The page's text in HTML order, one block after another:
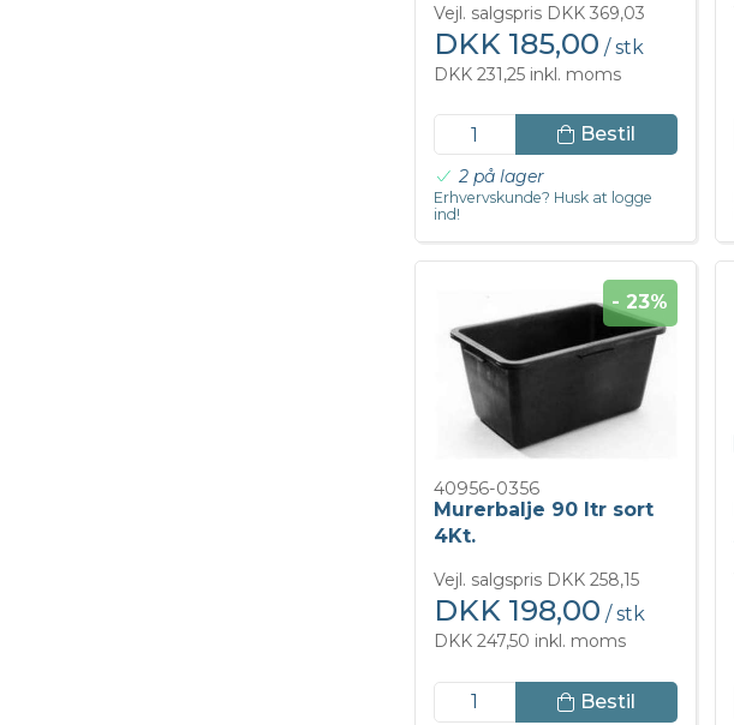
Vejl. salgspris DKK 369,03
DKK 185,00 / stk
DKK 231,25 inkl. moms
Bestil
2 på lager
Erhvervskunde? Husk at logge
ind!
- 23%
40956-0356
Murerbalje 90 ltr sort
4Kt.
Vejl. salgspris DKK 258,15
DKK 198,00 / stk
DKK 247,50 inkl. moms
Bestil